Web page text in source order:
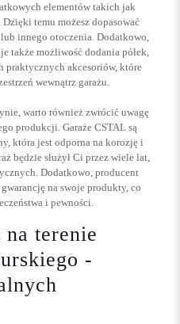
elementów takich jak
temu możesz dopasować
innego otoczenia. Dodatkowo,
także możliwość dodania półek,
praktycznych akcesoriów, które
wewnątrz garażu.
warto również zwrócić uwagę
produkcji. Garaże CSTAL są
która jest odporna na korozję i
będzie służył Ci przez wiele lat,
Dodatkowo, producent
na swoje produkty, co
i pewności.
na terenie
-